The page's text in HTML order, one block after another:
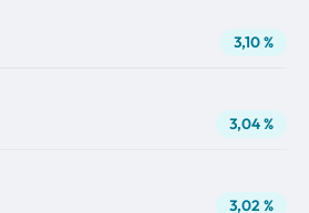
3,10 %
3,04 %
3,02 %